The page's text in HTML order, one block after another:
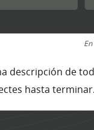
descripción de
hasta